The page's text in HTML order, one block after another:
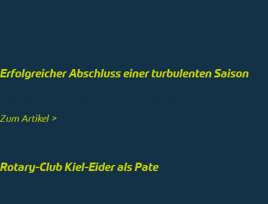
Erfolgreicher Abschluss einer turbulenten Saison
Zum Artikel >
Rotary-Club Kiel-Eider als Pate